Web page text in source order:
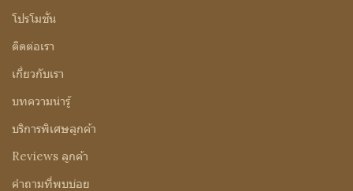
โปรโมชั่น
ติดต่อเรา
เกี่ยวกับเรา
บทความน่ารู้
บริการพิเศษลูกค้า
Reviews ลูกค้า
คำถามที่พบบ่อย